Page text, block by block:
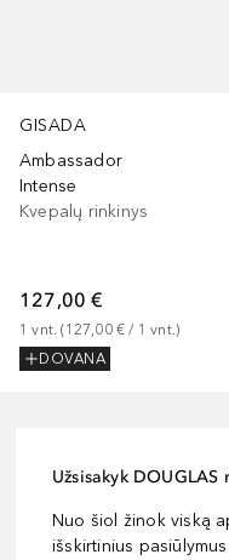
GISADA
Ambassador
Intense
Kvepalų rinkinys
127,00 €
1 vnt. (127,00 € / 1 vnt.)
DOVANA
Užsisakyk
Nuo šiol žinok viską
išskirtinius pasiūlymus